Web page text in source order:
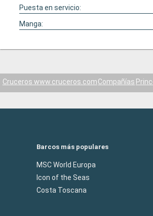
Puesta en servicio:
Manga:
Cruceros www.cruceros.comCompañías
Barcos más populares
MSC World Europa
Icon of the Seas
Costa Toscana